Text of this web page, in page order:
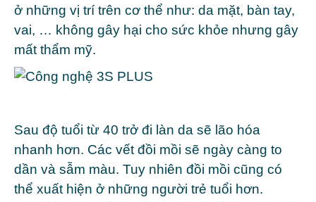
ở những vị trí trên cơ thể như: da mặt, bàn tay,
vai, … không gây hại cho sức khỏe nhưng gây
mất thẩm mỹ.
Sau độ tuổi từ 40 trở đi làn da sẽ lão hóa
nhanh hơn. Các vết đồi mồi sẽ ngày càng to
dần và sẫm màu. Tuy nhiên đồi mồi cũng có
thể xuất hiện ở những người trẻ tuổi hơn.